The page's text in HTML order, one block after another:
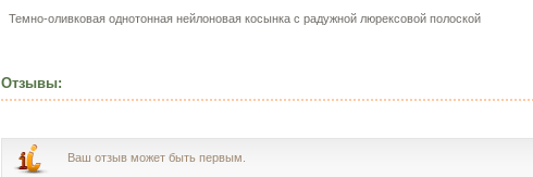
Темно-оливковая однотонная нейлоновая косынка с радужной люрексовой полоской
Отзывы:
Ваш отзыв может быть первым.